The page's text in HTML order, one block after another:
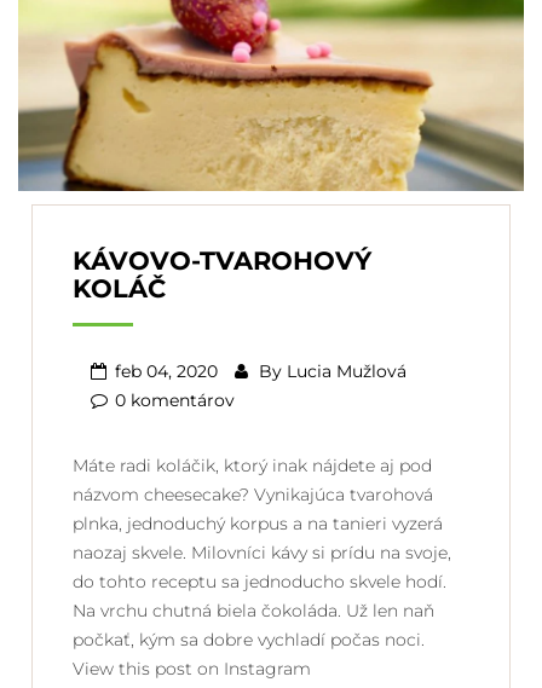
KÁVOVO-TVAROHOVÝ
KOLÁČ
feb 04, 2020 By Lucia Mužlová
0 komentárov
Máte radi koláčik, ktorý inak nájdete aj pod
názvom cheesecake? Vynikajúca tvarohová
plnka, jednoduchý korpus a na tanieri vyzerá
naozaj skvele. Milovníci kávy si prídu na svoje,
do tohto receptu sa jednoducho skvele hodí.
Na vrchu chutná biela čokoláda. Už len naň
počkať, kým sa dobre vychladí počas noci.
View this post on Instagram